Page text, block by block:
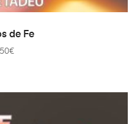
CARRITO
de Fe
€